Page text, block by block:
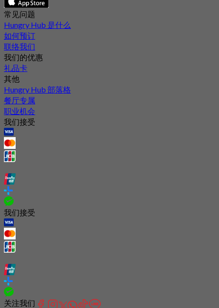
常见问题
Hungry Hub 是什么
如何预订
联络我们
我们的优惠
礼品卡
其他
Hungry Hub 部落格
餐厅专属
职业机会
我们接受
我们接受
关注我们